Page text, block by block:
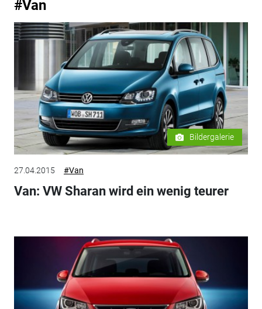
#Van
Bildergalerie
27.04.2015 #Van
Van: VW Sharan wird ein wenig teurer